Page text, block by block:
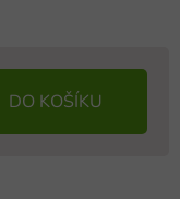
DO KOŠÍKU